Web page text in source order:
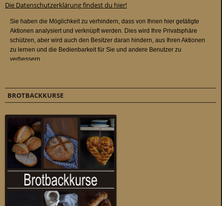
Die Datenschutzerklärung findest du hier!
BROTBACKKURSE